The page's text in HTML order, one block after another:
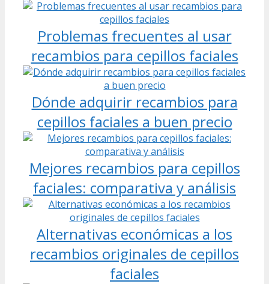
Problemas frecuentes al usar
recambios para cepillos faciales
Dónde adquirir recambios para
cepillos faciales a buen precio
Mejores recambios para cepillos
faciales: comparativa y análisis
Alternativas económicas a los
recambios originales de cepillos
faciales